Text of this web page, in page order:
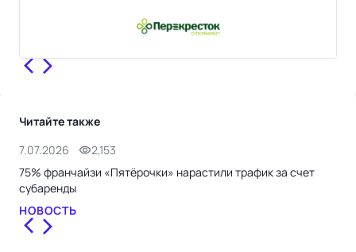
Читайте также
7.07.2026
2,153
75% франчайзи «Пятёрочки» нарастили трафик за счет
субаренды
НОВОСТЬ